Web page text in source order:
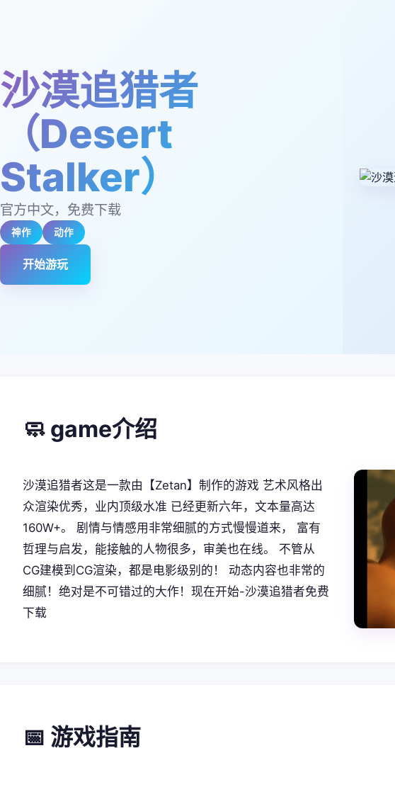
沙漠追猎者
（Desert
Stalker）
官方中文，免费下载
神作 动作
开始游玩
🧼 game介绍
沙漠追猎者这是一款由【Zetan】制作的游戏 艺术风格出
众渲染优秀，业内顶级水准 已经更新六年，文本量高达
160W+。 剧情与情感用非常细腻的方式慢慢道来， 富有
哲理与启发，能接触的人物很多，审美也在线。 不管从
CG建模到CG渲染，都是电影级别的！ 动态内容也非常的
细腻！绝对是不可错过的大作！现在开始-沙漠追猎者免费
下载
📅 游戏指南